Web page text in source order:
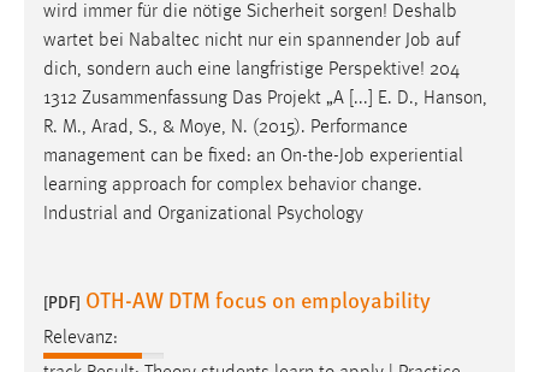
wird immer für die nötige Sicherheit sorgen! Deshalb
wartet bei Nabaltec nicht nur ein spannender Job auf
dich, sondern auch eine langfristige Perspektive! 204
1312 Zusammenfassung Das Projekt „A [...] E. D., Hanson,
R. M., Arad, S., & Moye, N. (2015). Performance
management can be fixed: an On-the-Job experiential
learning approach for complex behavior change.
Industrial and Organizational Psychology
[PDF] OTH-AW DTM focus on employability
Relevanz: